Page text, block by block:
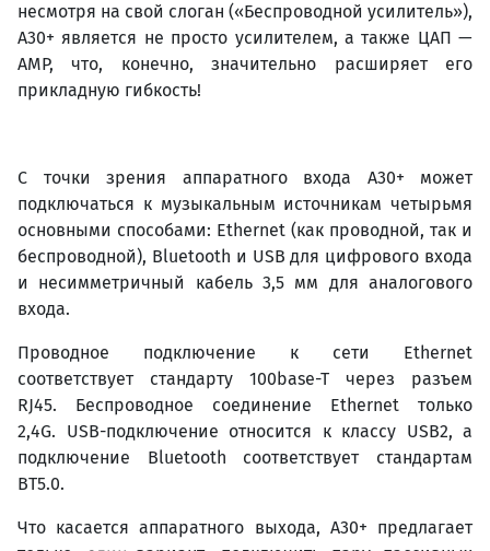
несмотря на свой слоган («Беспроводной усилитель»),
A30+ является не просто усилителем, а также ЦАП —
AMP, что, конечно, значительно расширяет его
прикладную гибкость!
С точки зрения аппаратного входа A30+ может
подключаться к музыкальным источникам четырьмя
основными способами: Ethernet (как проводной, так и
беспроводной), Bluetooth и USB для цифрового входа
и несимметричный кабель 3,5 мм для аналогового
входа.
Проводное подключение к сети Ethernet
соответствует стандарту 100base-T через разъем
RJ45. Беспроводное соединение Ethernet только
2,4G. USB-подключение относится к классу USB2, а
подключение Bluetooth соответствует стандартам
BT5.0.
Что касается аппаратного выхода, A30+ предлагает